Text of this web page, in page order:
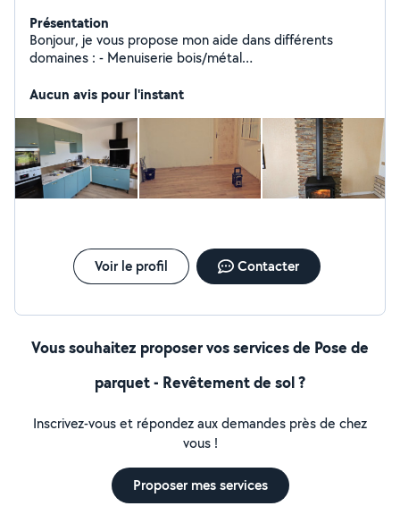
Présentation
Bonjour, je vous propose mon aide dans différents
domaines : - Menuiserie bois/métal
et entretien auto/moto - Coup de main si besoin
Aucun avis pour l'instant
Voir le profil Contacter
Vous souhaitez proposer vos services de Pose de
parquet - Revêtement de sol ?
Inscrivez-vous et répondez aux demandes près de chez
vous !
Proposer mes services